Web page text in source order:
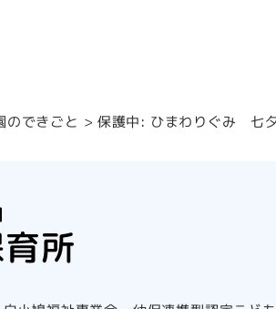
のできごと 保護中: ひまわりぐみ 七